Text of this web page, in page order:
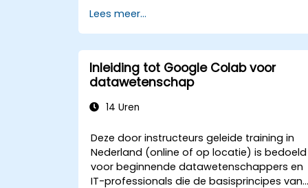
gebruiken om gegevens te analyseren
en voorspellingen te doen.
supervisieleeringsmodellen
implementeren.
Machine learning-modellen optimaal
evalueren en verbeteren.
Lees meer...
Inleiding tot Google Colab voor
datawetenschap
14 Uren
Deze door instructeurs geleide training in
Nederland (online of op locatie) is bedoeld
voor beginnende datawetenschappers en
IT-professionals die de basisprincipes van